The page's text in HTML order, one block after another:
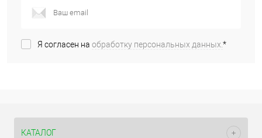
Я согласен на обработку персональных данных.*
КАТАЛОГ